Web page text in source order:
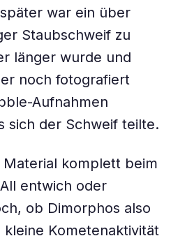
war ein über
Staubschweif zu
länger wurde und
noch fotografiert
Aufnahmen
sich der Schweif teilte.
komplett beim
entwich oder
ob Dimorphos also
Kometenaktivität